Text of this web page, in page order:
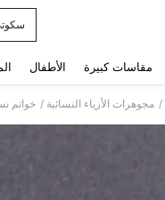
مقاسات كبيرة الأطفال
/ مجوهرات الأزياء النسائية / خواتم